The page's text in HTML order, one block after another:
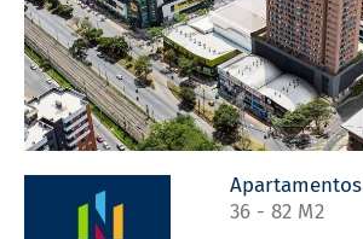
Apartamentos
36 - 82 M2